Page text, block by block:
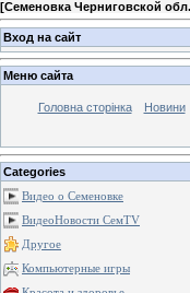
[Семеновка Черниговской обл.
Вход на сайт
Меню сайта
Головна сторінка Новини
Categories
Видео о Семеновке
ВидеоНовости СемTV
Другое
Компьютерные игры